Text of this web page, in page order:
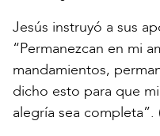
Jesús instruyó a sus
“Permanezcan en mi
mandamientos,
dicho esto para que
alegría sea completa”.